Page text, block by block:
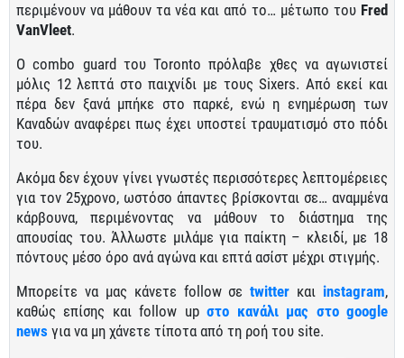
περιμένουν να μάθουν τα νέα και από το… μέτωπο του Fred
VanVleet.
Ο combo guard του Toronto πρόλαβε χθες να αγωνιστεί
μόλις 12 λεπτά στο παιχνίδι με τους Sixers. Από εκεί και
πέρα δεν ξανά μπήκε στο παρκέ, ενώ η ενημέρωση των
Καναδών αναφέρει πως έχει υποστεί τραυματισμό στο πόδι
του.
Ακόμα δεν έχουν γίνει γνωστές περισσότερες λεπτομέρειες
για τον 25χρονο, ωστόσο άπαντες βρίσκονται σε… αναμμένα
κάρβουνα, περιμένοντας να μάθουν το διάστημα της
απουσίας του. Άλλωστε μιλάμε για παίκτη – κλειδί, με 18
πόντους μέσο όρο ανά αγώνα και επτά ασίστ μέχρι στιγμής.
Μπορείτε να μας κάνετε follow σεtwitter και instagram,
καθώς επίσης και follow upστο κανάλι μας στο google
news για να μη χάνετε τίποτα από τη ροή του site.